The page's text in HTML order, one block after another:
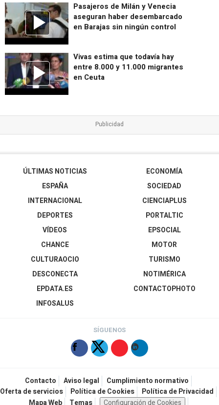
Pasajeros de Milán y Venecia
aseguran haber desembarcado
en Barajas sin ningún control
Vivas estima que todavía hay
entre 8.000 y 11.000 migrantes
en Ceuta
ÚLTIMAS NOTICIAS
ESPAÑA
INTERNACIONAL
DEPORTES
VÍDEOS
ECONOMÍA
SOCIEDAD
CIENCIAPLUS
PORTALTIC
EPSOCIAL
CHANCE
CULTURAOCIO
DESCONECTA
EPDATA.ES
INFOSALUS
MOTOR
TURISMO
NOTIMÉRICA
CONTACTOPHOTO
SÍGUENOS
Contacto Aviso legal
Cumplimiento normativo
Oferta de servicios
Política de Cookies
Política de Privacidad
Mapa Web
Temas Configuración de Cookies